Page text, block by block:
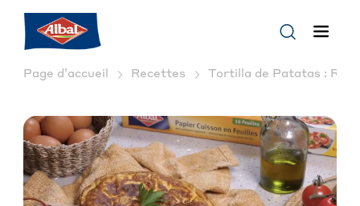
Page d’accueil Recettes Tortilla de Patatas :